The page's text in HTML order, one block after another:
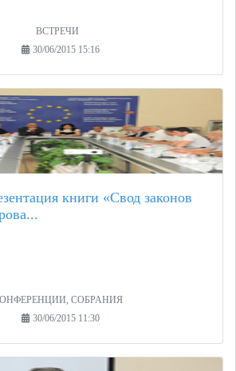
ВСТРЕЧИ
30/06/2015 15:16
книги «Свод законов
СОБРАНИЯ
30/06/2015 11:30